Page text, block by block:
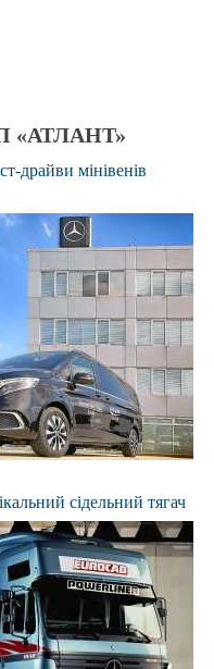
«АТЛАНТ»
драйви мінівенів
сідельний тягач